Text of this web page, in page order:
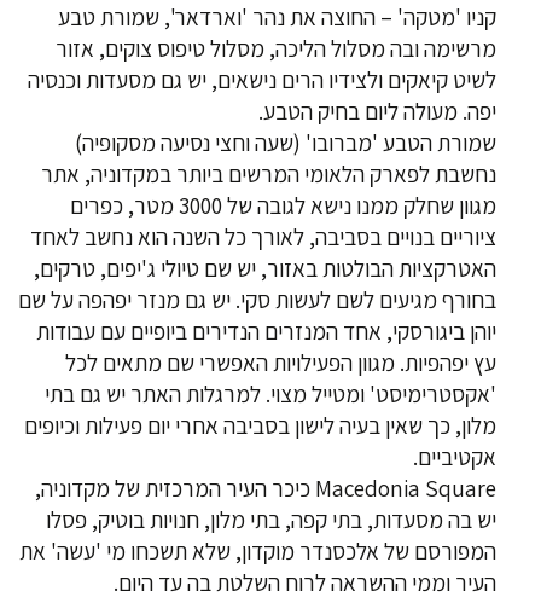
קניו 'מטקה' – החוצה את נהר 'וארדאר', שמורת טבע
מרשימה ובה מסלול הליכה, מסלול טיפוס צוקים, אזור
לשיט קיאקים ולצידיו הרים נישאים, יש גם מסעדות וכנסיה
יפה. מעולה ליום בחיק הטבע.
שמורת הטבע 'מברובו' (שעה וחצי נסיעה מסקופיה)
נחשבת לפארק הלאומי המרשים ביותר במקדוניה, אתר
מגוון שחלק ממנו נישא לגובה של 3000 מטר, כפרים
ציוריים בנויים בסביבה, לאורך כל השנה הוא נחשב לאחד
האטרקציות הבולטות באזור, יש שם טיולי ג'יפים, טרקים,
בחורף מגיעים לשם לעשות סקי. יש גם מנזר יפהפה על שם
יוהן ביגורסקי, אחד המנזרים הנדירים ביופיים עם עבודות
עץ יפהפיות. מגוון הפעילויות האפשרי שם מתאים לכל
'אקסטרימיסט' ומטייל מצוי. למרגלות האתר יש גם בתי
מלון, כך שאין בעיה לישון בסביבה אחרי יום פעילות וכיופים
אקטיביים.
Macedonia Square כיכר העיר המרכזית של מקדוניה,
יש בה מסעדות, בתי קפה, בתי מלון, חנויות בוטיק, פסלו
המפורסם של אלכסנדר מוקדון, שלא תשכחו מי 'עשה' את
העיר וממי ההשראה לרוח השלטת בה עד היום.